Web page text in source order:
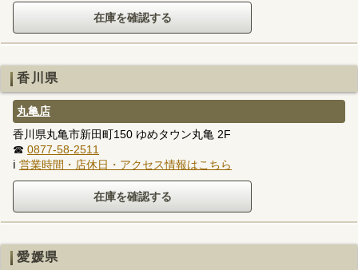
香川県
丸亀店
香川県丸亀市新田町150 ゆめタウン丸亀 2F
☎ 0877-58-2511
ℹ 営業時間・店休日・アクセス情報はこちら
愛媛県